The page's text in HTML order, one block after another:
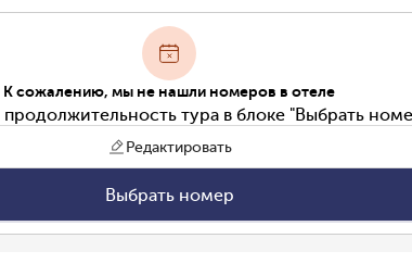
К сожалению, мы не нашли номеров в отеле
тура в блоке "Выбрать
Редактировать
Выбрать номер